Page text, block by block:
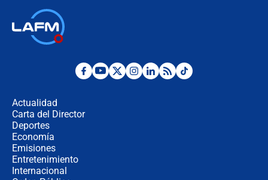
Posesión de Abelardo De La Espriella
Actualidad
Carta del Director
Deportes
Economía
Emisiones
Entretenimiento
Internacional